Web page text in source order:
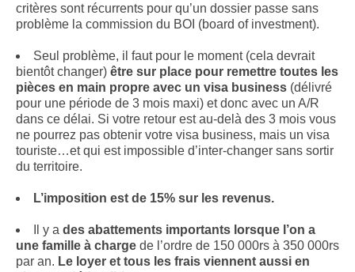
critères sont récurrents pour qu’un dossier passe sans
problème la commission du BOI (board of investment).
Seul problème, il faut pour le moment (cela devrait
bientôt changer) être sur place pour remettre toutes les
pièces en main propre avec un visa business (délivré
pour une période de 3 mois maxi) et donc avec un A/R
dans ce délai. Si votre retour est au-delà des 3 mois vous
ne pourrez pas obtenir votre visa business, mais un visa
touriste…et qui est impossible d’inter-changer sans sortir
du territoire.
L’imposition est de 15% sur les revenus.
Il y a des abattements importants lorsque l’on a
une famille à charge de l’ordre de 150 000rs à 350 000rs
par an. Le loyer et tous les frais viennent aussi en